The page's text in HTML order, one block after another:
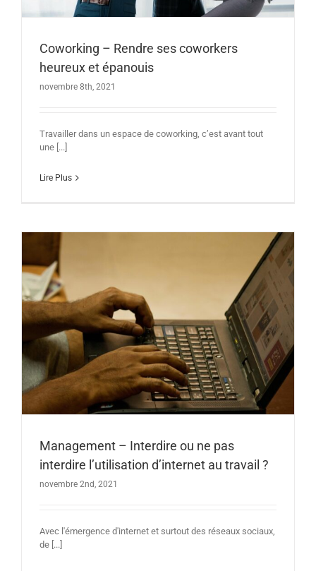
Coworking – Rendre ses coworkers
heureux et épanouis
novembre 8th, 2021
Travailler dans un espace de coworking, c’est avant tout
une [...]
Lire Plus
Management – Interdire ou ne pas
interdire l’utilisation d’internet au travail ?
novembre 2nd, 2021
Avec l'émergence d'internet et surtout des réseaux sociaux,
de [...]